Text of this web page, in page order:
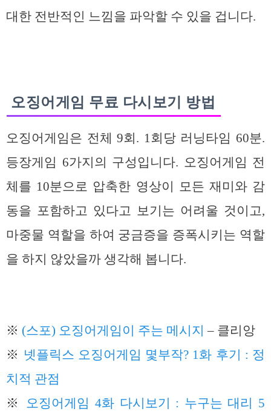
대한 전반적인 느낌을 파악할 수 있을 겁니다.
오징어게임 무료 다시보기 방법
오징어게임은 전체 9회. 1회당 러닝타임 60분.
등장게임 6가지의 구성입니다. 오징어게임 전
체를 10분으로 압축한 영상이 모든 재미와 감
동을 포함하고 있다고 보기는 어려울 것이고,
마중물 역할을 하여 궁금증을 증폭시키는 역할
을 하지 않았을까 생각해 봅니다.
※ (스포) 오징어게임이 주는 메시지 – 클리앙
※ 넷플릭스 오징어게임 몇부작? 1화 후기 : 정
치적 관점
※ 오징어게임 4화 다시보기 : 누구는 대리 5